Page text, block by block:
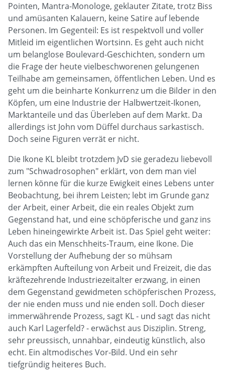
Pointen, Mantra-Monologe, geklauter Zitate, trotz Biss
und amüsanten Kalauern, keine Satire auf lebende
Personen. Im Gegenteil: Es ist respektvoll und voller
Mitleid im eigentlichen Wortsinn. Es geht auch nicht
um belanglose Boulevard-Geschichten, sondern um
die Frage der heute vielbeschworenen gelungenen
Teilhabe am gemeinsamen, öffentlichen Leben. Und es
geht um die beinharte Konkurrenz um die Bilder in den
Köpfen, um eine Industrie der Halbwertzeit-Ikonen,
Marktanteile und das Überleben auf dem Markt. Da
allerdings ist John vom Düffel durchaus sarkastisch.
Doch seine Figuren verrät er nicht.
Die Ikone KL bleibt trotzdem JvD sie geradezu liebevoll
zum "Schwadrosophen" erklärt, von dem man viel
lernen könne für die kurze Ewigkeit eines Lebens unter
Beobachtung, bei ihrem Leisten; lebt im Grunde ganz
der Arbeit, einer Arbeit, die ein reales Objekt zum
Gegenstand hat, und eine schöpferische und ganz ins
Leben hineingewirkte Arbeit ist. Das Spiel geht weiter:
Auch das ein Menschheits-Traum, eine Ikone. Die
Vorstellung der Aufhebung der so mühsam
erkämpften Aufteilung von Arbeit und Freizeit, die das
kräftezehrende Industriezeitalter erzwang, in einen
dem Gegenstand gewidmeten schöpferischen Prozess,
der nie enden muss und nie enden soll. Doch dieser
immerwährende Prozess, sagt KL - und sagt das nicht
auch Karl Lagerfeld? - erwächst aus Disziplin. Streng,
sehr preussisch, unnahbar, eindeutig künstlich, also
echt. Ein altmodisches Vor-Bild. Und ein sehr
tiefgründig heiteres Buch.